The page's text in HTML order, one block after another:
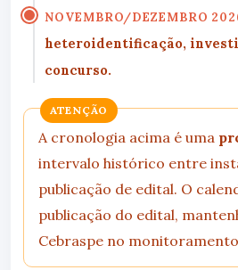
NOVEMBRO/DEZEMBRO
heteroidentificação,
concurso.
ATENÇÃO
A cronologia acima é uma
intervalo histórico entre
publicação de edital. O
publicação do edital,
Cebraspe no